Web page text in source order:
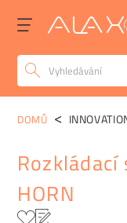
POPIS
DOMŮ
Rozkládací
HORN